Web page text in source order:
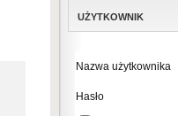
UŻYTKOWNIK
Nazwa użytkownika
Hasło